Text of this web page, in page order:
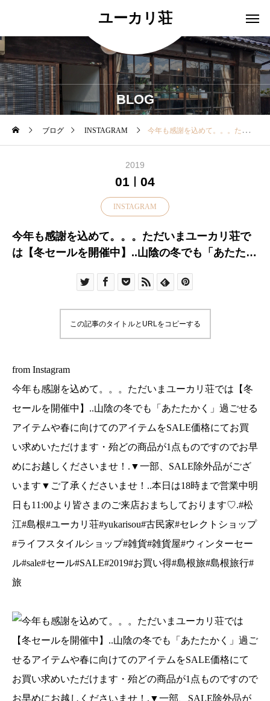
ユーカリ荘
BLOG
ブログ INSTAGRAM 今年も感謝を込めて。。。ただいまユーカリ荘では【冬セールを開催中】..山陰の冬でも「あたたかく」過ごせるアイテムや春に向けてのアイテムをSALE価格にてお買い求めいただけます・殆どの商品が1点ものですのでお早めにお越しくださいませ！.▼一部、SALE除外品がございます▼ご了承くださいませ！..本日は18時まで営業中明日も11:00より皆さまのご来店おまちしております♡.#松江#島根#ユーカリ荘#yukarisou#古民家#セレクトショップ#ライフスタイルショップ#雑貨#雑貨屋#ウィンターセール#sale#セール#SALE#2019#お買い得#島根旅#島根旅行#旅
2019
01 04
INSTAGRAM
今年も感謝を込めて。。。ただいまユーカリ荘で
は【冬セールを開催中】..山陰の冬でも「あたたか
SALE価格にてお買い求めいただけます・殆どの商
せ！.▼一部、SALE除外品がございます▼ご了承
松江#島根#ユーカリ荘#yukarisou#古民家#セレク
トショップ#ライフスタイルショップ#雑貨#雑貨屋
買い得#島根旅#島根旅行#旅
この記事のタイトルとURLをコピーする
from Instagram
今年も感謝を込めて。。。ただいまユーカリ荘では【冬
セールを開催中】..山陰の冬でも「あたたかく」過ごせる
アイテムや春に向けてのアイテムをSALE価格にてお買
い求めいただけます・殆どの商品が1点ものですのでお早
めにお越しくださいませ！.▼一部、SALE除外品がござ
います▼ご了承くださいませ！..本日は18時まで営業中明
日も11:00より皆さまのご来店おまちしております♡.#松
江#島根#ユーカリ荘#yukarisou#古民家#セレクトショップ
#ライフスタイルショップ#雑貨#雑貨屋#ウィンターセー
ル#sale#セール#SALE#2019#お買い得#島根旅#島根旅行#
旅